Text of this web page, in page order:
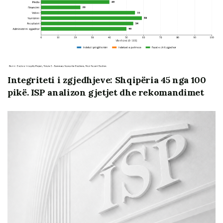
aktuale zgjedhore nuk ka nisur, ndonëse ka qenë një
prej temave më prioritare në ligjërimin politik në nisje
të legjislaturës aktuale parlamentare. Krahas
rekomandimeve të ODIHR/OSBE, rekomandimeve të
Këshillit të Evropës, si dhe rekomandimeve të KQZ, janë
të listuara edhe rekomandime të shumta të shoqërisë
civile, kryesisht të organizatave të specializuara në
fushën e zgjedhjeve, si dhe rekomandimet e kërkesat e
Integriteti i zgjedhjeve: Shqipëria 45 nga 100
pikë. ISP analizon gjetjet dhe rekomandimet